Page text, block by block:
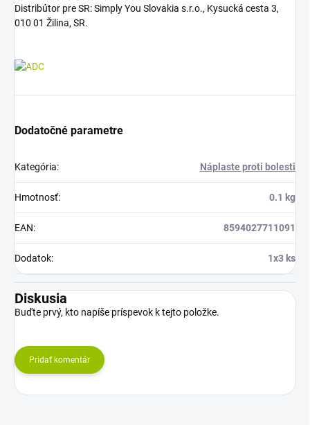
Distribútor pre SR: Simply You Slovakia s.r.o., Kysucká cesta 3,
010 01 Žilina, SR.
Dodatočné parametre
Kategória: Náplaste proti bolesti
Hmotnosť: 0.1 kg
EAN: 8594027711091
Dodatok: 1x3 ks
Diskusia
Buďte prvý, kto napíše príspevok k tejto položke.
Pridať komentár